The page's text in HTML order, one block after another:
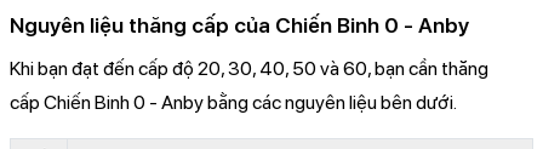
Nguyên liệu thăng cấp của Chiến Binh 0 - Anby
Khi bạn đạt đến cấp độ 20, 30, 40, 50 và 60, bạn cần thăng
cấp Chiến Binh 0 - Anby bằng các nguyên liệu bên dưới.